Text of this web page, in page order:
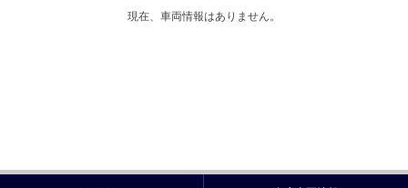
現在、車両情報はありません。